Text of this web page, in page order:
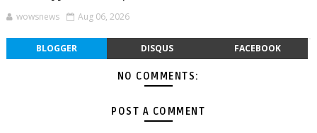
wowsnews Aug 06, 2026
BLOGGER DISQUS FACEBOOK
NO COMMENTS:
POST A COMMENT